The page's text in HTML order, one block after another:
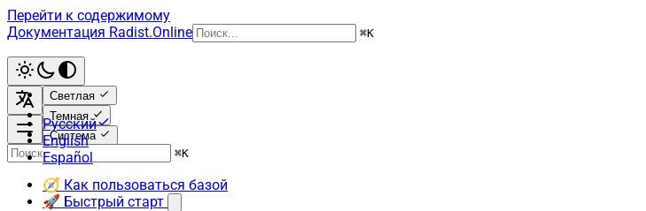
Перейти к содержимому
Документация Radist.Online
⌘K
Светлая
Темная
Система
Русский
English
Español
⌘K
🧭 Как пользоваться базой
🚀 Быстрый старт